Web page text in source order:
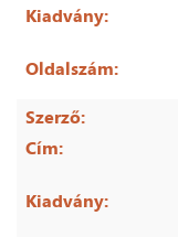
Kiadvány:
Oldalszám:
Szerző:
Cím:
Kiadvány: